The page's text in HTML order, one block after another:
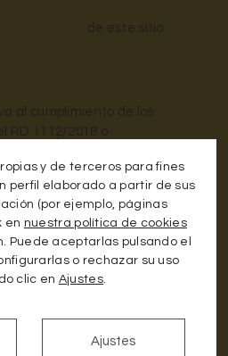
de este sitio
al cumplimiento de los
RD 1112/2018 o
accesiblerelativa
que están excluidos del
del RD 1112/2018
por el artículo 3,
que están exentos
de los requisitos de
por imponer una carga
accesible, se debe
y de terceros para fines
perfil elaborado a partir de sus
(por ejemplo, páginas
en nuestra política de cookies
Puede aceptarlas pulsando el
o rechazar su uso
clic en Ajustes.
Ajustes